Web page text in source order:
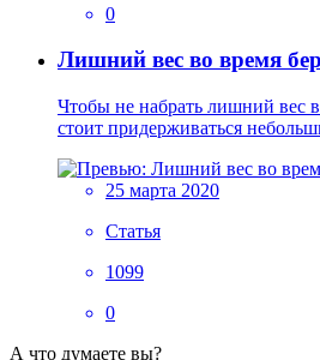
0
Лишний вес во время
Чтобы не набрать лишний вес
стоит придерживаться
25 марта 2020
Статья
1099
0
А что думаете вы?